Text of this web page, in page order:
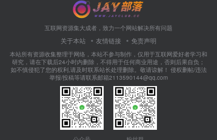
互联网资源集大成者，致力一个网站解决所有问题
关于本站 友情链接 免责声明
本站所有资源收集整理于网络，本站不参与制作，仅用于互联网爱好者学习和
研究，请在下载后24小时内删除，不得用于任何商业用途，否则后果自负；
如不慎侵犯了您的权利,请及时联系站长处理删除。敬请谅解！ 侵权删帖/违法
举报/投稿等请联系邮箱2113590144@qq.com